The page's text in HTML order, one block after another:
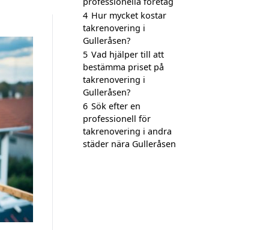
4 Hur mycket kostar
takrenovering i
Gulleråsen?
5 Vad hjälper till att
bestämma priset på
takrenovering i
Gulleråsen?
6 Sök efter en
professionell för
takrenovering i andra
städer nära Gulleråsen